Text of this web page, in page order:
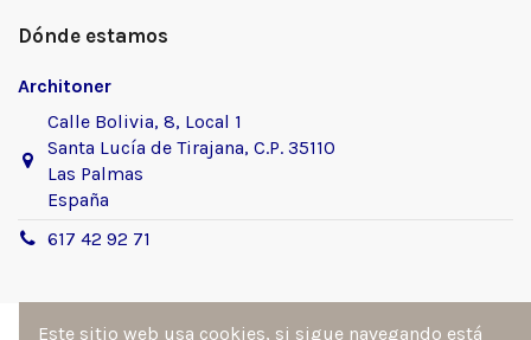
Dónde estamos
Architoner
Calle Bolivia, 8, Local 1
Santa Lucía de Tirajana, C.P. 35110
Las Palmas
España
617 42 92 71
Este sitio web usa cookies, si sigue navegando está